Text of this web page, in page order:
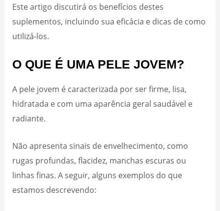
Este artigo discutirá os benefícios destes
suplementos, incluindo sua eficácia e dicas de como
utilizá-los.
O QUE É UMA PELE JOVEM?
A pele jovem é caracterizada por ser firme, lisa,
hidratada e com uma aparência geral saudável e
radiante.
Não apresenta sinais de envelhecimento, como
rugas profundas, flacidez, manchas escuras ou
linhas finas. A seguir, alguns exemplos do que
estamos descrevendo: